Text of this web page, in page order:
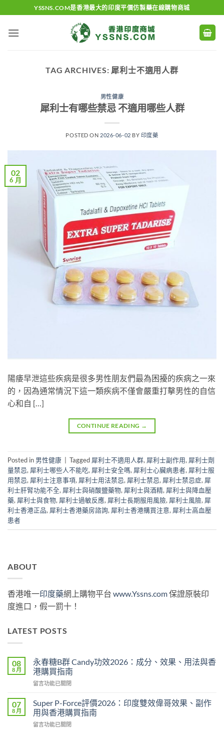
to
content
YSSNS.COM是香港最大的印度平價仿製藥在線購物商城
TAG ARCHIVES: 犀利士不適用人群
男性健康
犀利士有哪些禁忌 不適用哪些人群
POSTED ON 2026-06-02 BY 印度藥
02
6 月
陽痿早泄這些疾病是很多男性朋友們最為困擾的疾病之一來
的，因為通常情況下這一類疾病不僅會嚴重打擊男性的自信
心和自 […]
CONTINUE READING →
Posted in 男性健康 Tagged 犀利士不適用人群, 犀利士副作用, 犀利士劑
量禁忌, 犀利士哪些人不能吃, 犀利士安全嗎, 犀利士心臟病患者, 犀利士服
用禁忌, 犀利士注意事項, 犀利士用法禁忌, 犀利士禁忌, 犀利士禁忌症, 犀
利士肝腎功能不全, 犀利士與硝酸鹽藥物, 犀利士與酒精, 犀利士與降血壓
藥, 犀利士與食物, 犀利士過敏反應, 犀利士長期服用風險, 犀利士風險, 犀
利士香港正品, 犀利士香港藥房諮詢, 犀利士香港購買注意, 犀利士高血壓
患者
ABOUT
香港唯一印度藥網上購物平台 www.Yssns.com保證原裝印
度進口，假一罰十！
LATEST POSTS
08
8 月
永春糖B群 Candy功效2026：成分、效果、用法與香
港購買指南
在
春
糖
B
群
留言功能已關閉
07
8 月
Super P-Force評價2026：印度雙效偉哥效果、副作
用與香港購買指南
在
留言功能已關閉